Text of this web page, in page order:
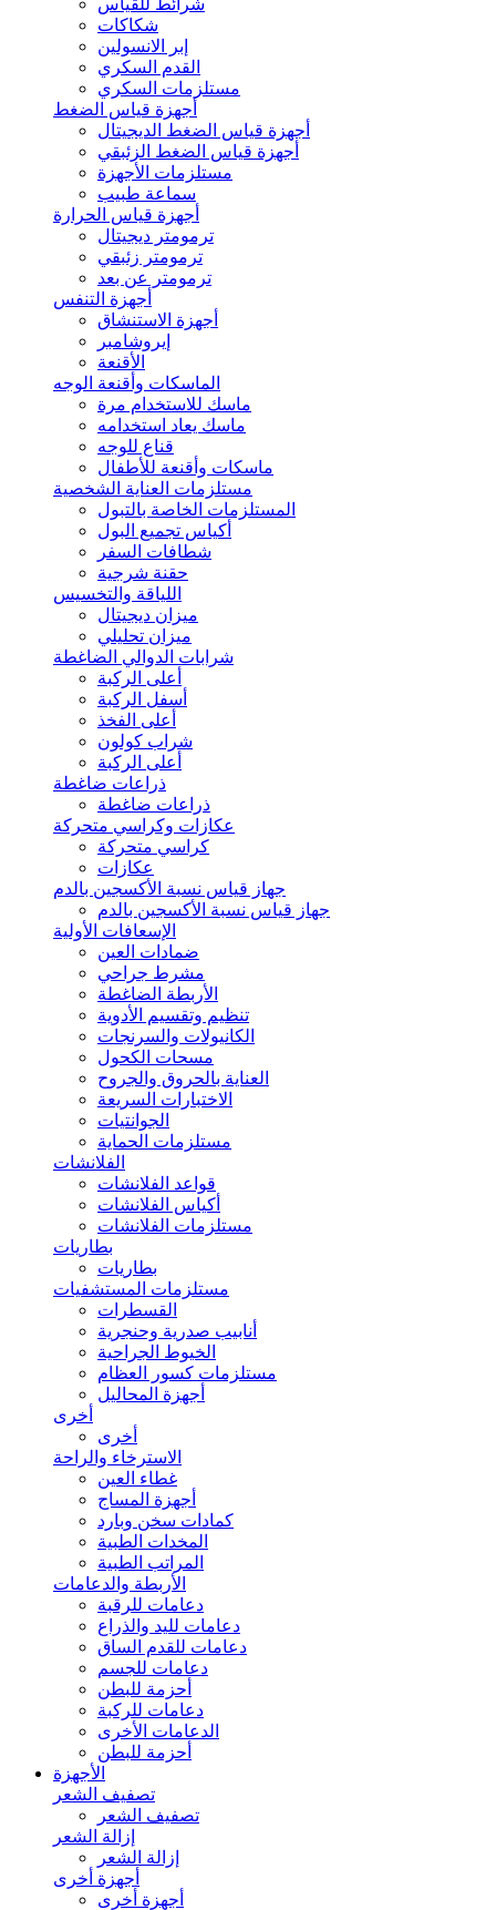
شرائط للقياس
شكاكات
إبر الانسولين
القدم السكري
مستلزمات السكري
أجهزة قياس الضغط
أجهزة قياس الضغط الديجيتال
أجهزة قياس الضغط الزئبقي
مستلزمات الأجهزة
سماعة طبيب
أجهزة قياس الحرارة
ترمومتر ديجيتال
ترمومتر زئبقي
ترمومتر عن بعد
أجهزة التنفس
أجهزة الاستنشاق
إيروشامبر
الأقنعة
الماسكات وأقنعة الوجه
ماسك للاستخدام مرة
ماسك يعاد استخدامه
قناع للوجه
ماسكات وأقنعة للأطفال
مستلزمات العناية الشخصية
المستلزمات الخاصة بالتبول
أكياس تجميع البول
شطافات السفر
حقنة شرجية
اللياقة والتخسيس
ميزان ديجيتال
ميزان تحليلي
شرابات الدوالي الضاغطة
أعلى الركبة
أسفل الركبة
أعلى الفخذ
شراب كولون
أعلى الركبة
ذراعات ضاغطة
ذراعات ضاغطة
عكازات وكراسي متحركة
كراسي متحركة
عكازات
جهاز قياس نسبة الأكسجين بالدم
جهاز قياس نسبة الأكسجين بالدم
الإسعافات الأولية
ضمادات العين
مشرط جراحي
الأربطة الضاغطة
تنظيم وتقسيم الأدوية
الكانيولات والسرنجات
مسحات الكحول
العناية بالحروق والجروح
الاختبارات السريعة
الجوانتيات
مستلزمات الحماية
الفلانشات
قواعد الفلانشات
أكياس الفلانشات
مستلزمات الفلانشات
بطاريات
بطاريات
مستلزمات المستشفيات
القسطرات
أنابيب صدرية وحنجرية
الخيوط الجراحية
مستلزمات كسور العظام
أجهزة المحاليل
أخرى
أخرى
الاسترخاء والراحة
غطاء العين
أجهزة المساج
كمادات سخن وبارد
المخدات الطبية
المراتب الطبية
الأربطة والدعامات
دعامات للرقبة
دعامات لليد والذراع
دعامات للقدم الساق
دعامات للجسم
أحزمة للبطن
دعامات للركبة
الدعامات الأخرى
أحزمة للبطن
الأجهزة
تصفيف الشعر
تصفيف الشعر
إزالة الشعر
إزالة الشعر
أجهزة أخرى
أجهزة أخرى